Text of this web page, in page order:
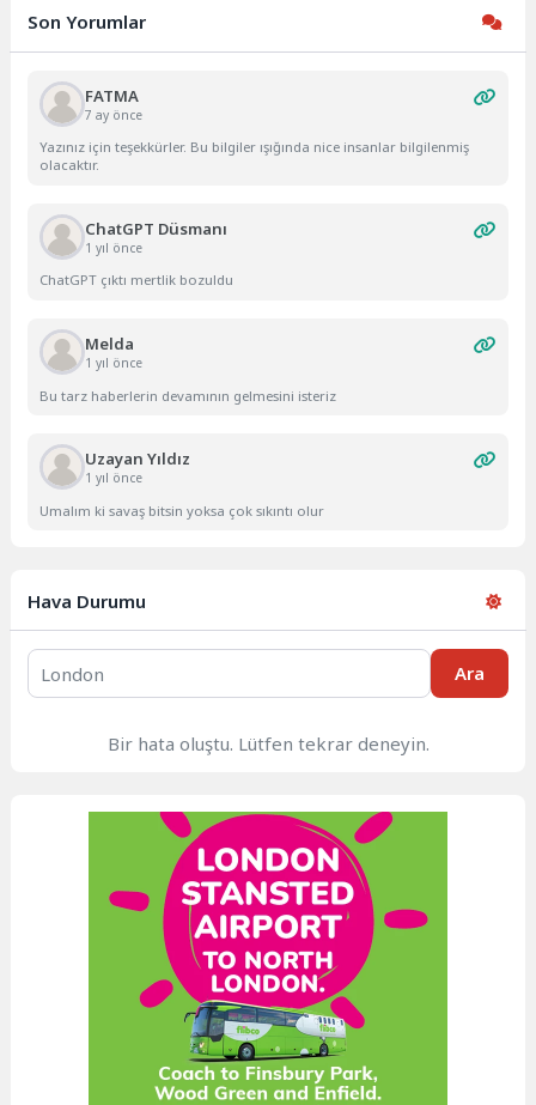
Son Yorumlar
FATMA
7 ay önce
Yazınız için teşekkürler. Bu bilgiler ışığında nice insanlar bilgilenmiş
olacaktır.
ChatGPT Düsmanı
1 yıl önce
ChatGPT çıktı mertlik bozuldu
Melda
1 yıl önce
Bu tarz haberlerin devamının gelmesini isteriz
Uzayan Yıldız
1 yıl önce
Umalım ki savaş bitsin yoksa çok sıkıntı olur
Hava Durumu
Ara
Bir hata oluştu. Lütfen tekrar deneyin.